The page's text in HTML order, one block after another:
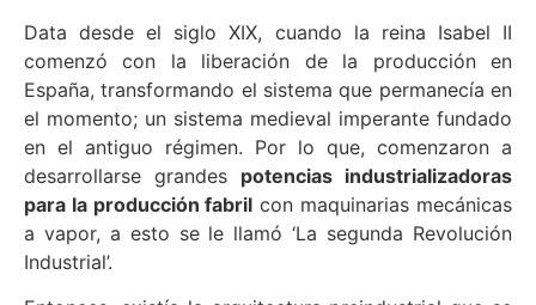
Data desde el siglo XIX, cuando la reina Isabel II
comenzó con la liberación de la producción en
España, transformando el sistema que permanecía en
el momento; un sistema medieval imperante fundado
en el antiguo régimen. Por lo que, comenzaron a
desarrollarse grandes potencias industrializadoras
para la producción fabril con maquinarias mecánicas
a vapor, a esto se le llamó ‘La segunda Revolución
Industrial’.